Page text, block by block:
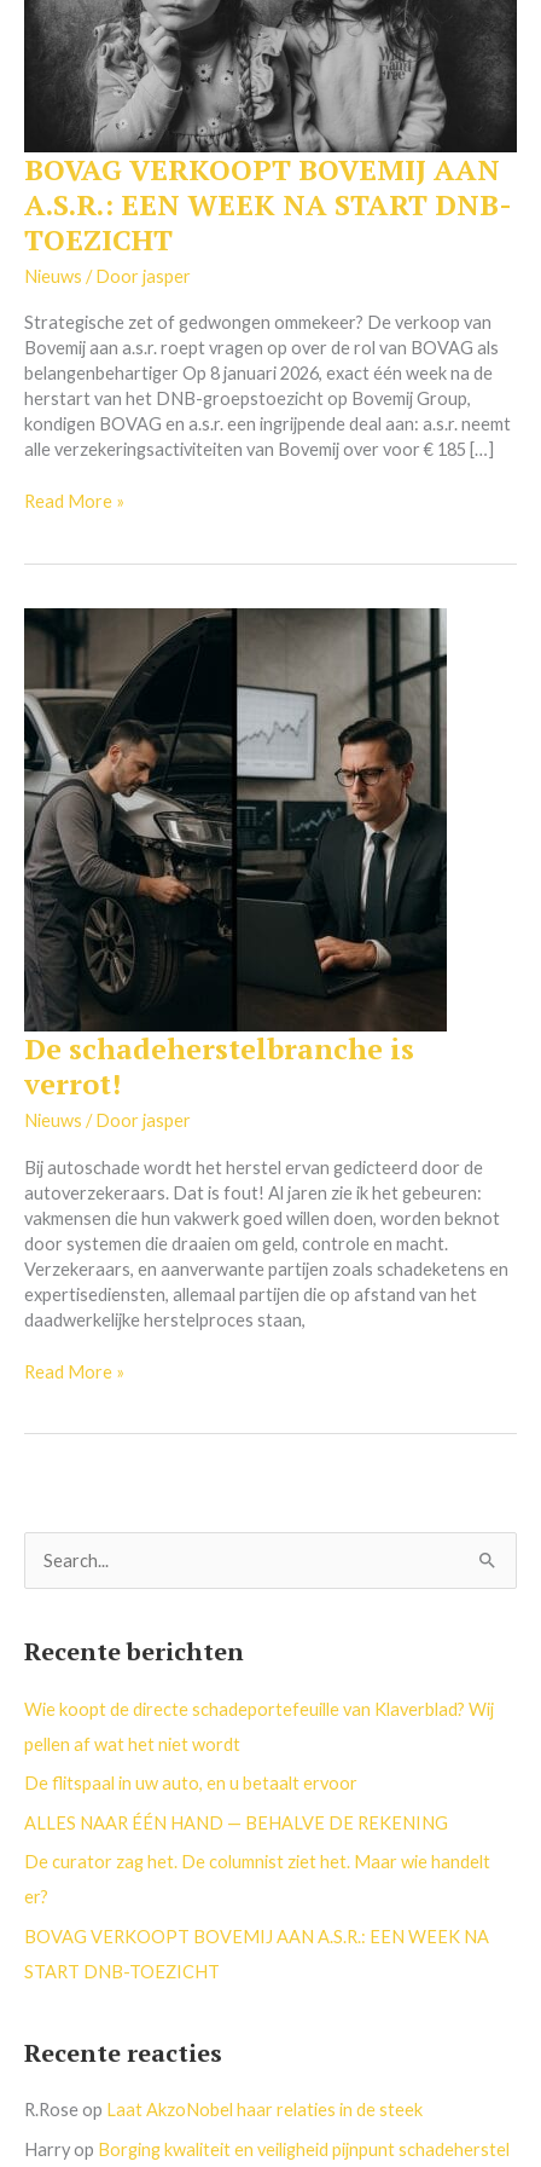
BOVAG VERKOOPT BOVEMIJ AAN
A.S.R.: EEN WEEK NA START DNB-
TOEZICHT
Nieuws / Doorjasper
Strategische zet of gedwongen ommekeer? De verkoop van
Bovemij aan a.s.r. roept vragen op over de rol van BOVAG als
belangenbehartiger Op 8 januari 2026, exact één week na de
herstart van het DNB-groepstoezicht op Bovemij Group,
kondigen BOVAG en a.s.r. een ingrijpende deal aan: a.s.r. neemt
alle verzekeringsactiviteiten van Bovemij over voor € 185 […]
BOVAG
BOVEMIJ
AAN
A.S.R.:
WEEK
NA
START
DNB-
TOEZICHT
Read More »
De schadeherstelbranche is
verrot!
Nieuws / Doorjasper
Bij autoschade wordt het herstel ervan gedicteerd door de
autoverzekeraars. Dat is fout! Al jaren zie ik het gebeuren:
vakmensen die hun vakwerk goed willen doen, worden beknot
door systemen die draaien om geld, controle en macht.
Verzekeraars, en aanverwante partijen zoals schadeketens en
expertisediensten, allemaal partijen die op afstand van het
daadwerkelijke herstelproces staan,
De
is
verrot!
Read More »
n
a
a
r
Recente berichten
Wie koopt de directe schadeportefeuille van Klaverblad? Wij
pellen af wat het niet wordt
De flitspaal in uw auto, en u betaalt ervoor
ALLES NAAR ÉÉN HAND — BEHALVE DE REKENING
De curator zag het. De columnist ziet het. Maar wie handelt
er?
BOVAG VERKOOPT BOVEMIJ AAN A.S.R.: EEN WEEK NA
START DNB-TOEZICHT
Recente reacties
R.Roseop Laat AkzoNobel haar relaties in de steek
Harryop Borging kwaliteit en veiligheid pijnpunt schadeherstel